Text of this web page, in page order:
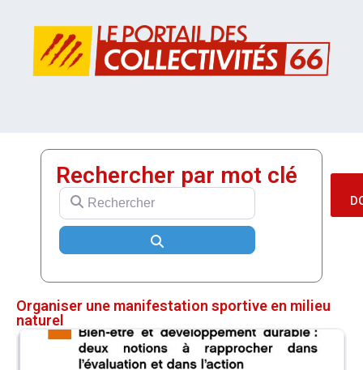
Rechercher par mot clé
Rechercher
Organiser une manifestation sportive en milieu
naturel